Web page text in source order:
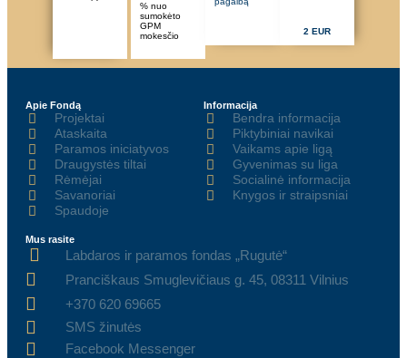
% nuo
sumokėto
GPM
mokesčio
2 EUR
Apie Fondą
Projektai
Ataskaita
Paramos iniciatyvos
Draugystės tiltai
Rėmėjai
Savanoriai
Spaudoje
Informacija
Bendra informacija
Piktybiniai navikai
Vaikams apie ligą
Gyvenimas su liga
Socialinė informacija
Knygos ir straipsniai
Mus rasite
Labdaros ir paramos fondas „Rugutė“
Pranciškaus Smuglevičiaus g. 45, 08311 Vilnius
+370 620 69665
SMS žinutės
Facebook Messenger